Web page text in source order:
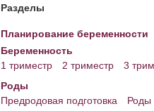
Разделы
Планирование беременности
Беременность
1 триместр
2 триместр
3
Роды
Предродовая подготовка
Роды